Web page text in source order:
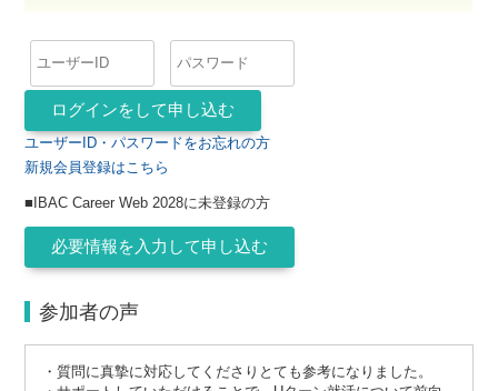
ユーザーID・パスワードをお忘れの方
新規会員登録はこちら
■IBAC Career Web 2028に未登録の方
参加者の声
・質問に真摯に対応してくださりとても参考になりました。